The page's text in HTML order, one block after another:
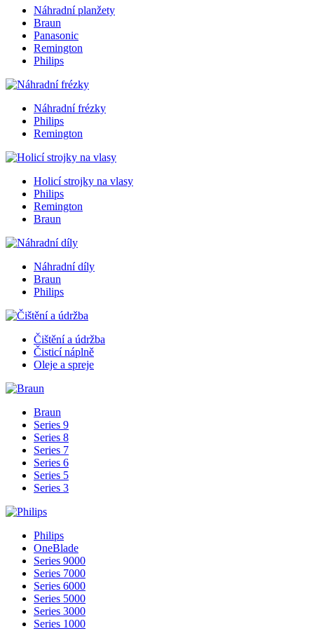
Náhradní planžety
Braun
Panasonic
Remington
Philips
Náhradní frézky
Philips
Remington
Holicí strojky na vlasy
Philips
Remington
Braun
Náhradní díly
Braun
Philips
Čištění a údržba
Čisticí náplně
Oleje a spreje
Braun
Series 9
Series 8
Series 7
Series 6
Series 5
Series 3
Philips
OneBlade
Series 9000
Series 7000
Series 6000
Series 5000
Series 3000
Series 1000